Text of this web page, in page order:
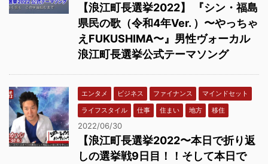
【浪江町長選挙2022】 『シン・福島
県民の歌（令和4年Ver. ）〜やっちゃ
えFUKUSHIMA〜』男性ヴォーカル
浪江町長選挙公式テーマソング
エンタメ ビジネス ファイナンス
マインドセット
ライフスタイル
仕事 住まい 地方 移住
2022/06/30
【浪江町長選挙2022〜本日で折り返
しの選挙戦9日目！！そして本日で